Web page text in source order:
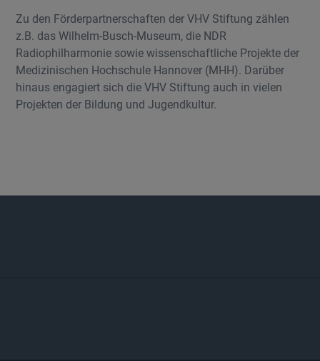
Zu den Förderpartnerschaften der VHV Stiftung zählen
z.B. das Wilhelm-Busch-Museum, die NDR
Radiophilharmonie sowie wissenschaftliche Projekte der
Medizinischen Hochschule Hannover (MHH). Darüber
hinaus engagiert sich die VHV Stiftung auch in vielen
Projekten der Bildung und Jugendkultur.